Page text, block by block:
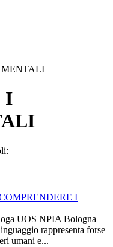
MENTALI
I
I
UOS NPIA Bologna
rappresenta forse
umani e...